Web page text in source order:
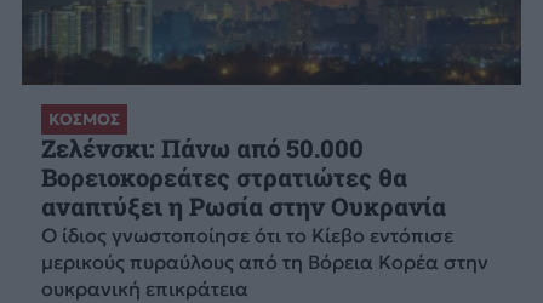
ΚΟΣΜΟΣ
Ζελένσκι: Πάνω από 50.000
Βορειοκορεάτες στρατιώτες θα
αναπτύξει η Ρωσία στην Ουκρανία
Ο ίδιος γνωστοποίησε ότι το Κίεβο εντόπισε
μερικούς πυραύλους από τη Βόρεια Κορέα στην
ουκρανική επικράτεια